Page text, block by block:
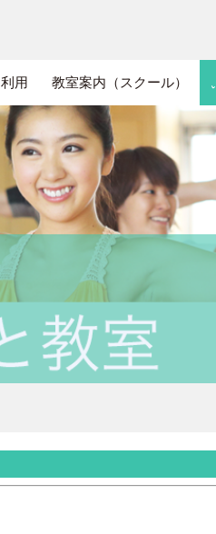
用 教室案内（スクール）